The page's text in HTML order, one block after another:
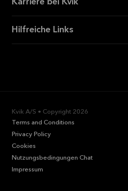
Hilfreiche Links
Kvik A/S • Copyright 2026
Terms and Conditions
Privacy Policy
Cookies
Nutzungsbedingungen Chat
Impressum